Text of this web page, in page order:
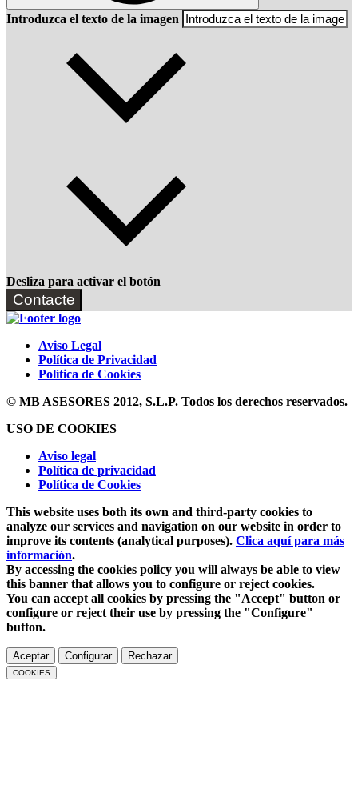
Introduzca el texto de la imagen
Desliza para activar el botón
Contacte
Aviso Legal
Política de Privacidad
Política de Cookies
© MB ASESORES 2012, S.L.P. Todos los derechos reservados.
USO DE COOKIES
Aviso legal
Política de privacidad
Política de Cookies
This website uses both its own and third-party cookies to
analyze our services and navigation on our website in order to
improve its contents (analytical purposes). Clica aquí para más
información.
By accessing the cookies policy you will always be able to view
this banner that allows you to configure or reject cookies.
You can accept all cookies by pressing the "Accept" button or
configure or reject their use by pressing the "Configure"
button.
Aceptar Configurar Rechazar
COOKIES